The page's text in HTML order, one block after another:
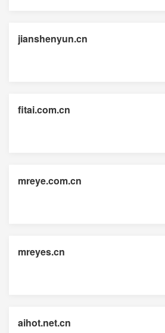
jianshenyun.cn
fitai.com.cn
mreye.com.cn
mreyes.cn
aihot.net.cn